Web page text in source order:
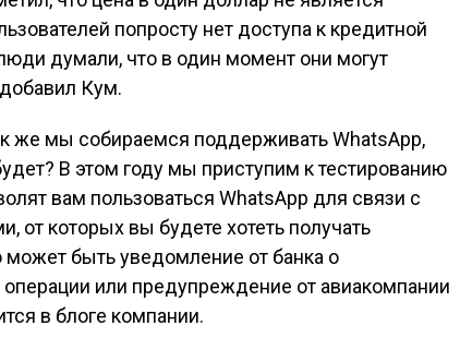
попросту нет доступа к кредитной
думали, что в один момент они могут
Кум.
же мы собираемся поддерживать WhatsApp,
В этом году мы приступим к тестированию
вам пользоваться WhatsApp для связи с
от которых вы будете хотеть получать
быть уведомление от банка о
или предупреждение от авиакомпании
в блоге компании.